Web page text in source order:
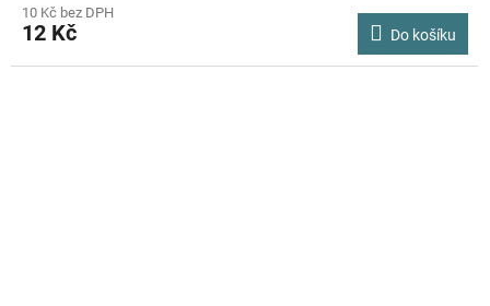
produktu
je
10 Kč bez DPH
12 Kč Do košíku